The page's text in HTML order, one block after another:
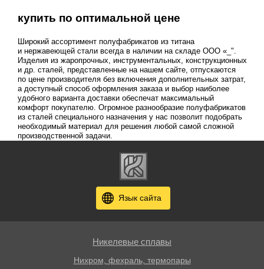
купить по оптимальной цене
Широкий ассортимент полуфабрикатов из титана
и нержавеющей стали всегда в наличии на складе ООО «_".
Изделия из жаропрочных, инструментальных, конструкционных
и др. сталей, представленные на нашем сайте, отпускаются
по цене производителя без включения дополнительных затрат,
а доступный способ оформления заказа и выбор наиболее
удобного варианта доставки обеспечат максимальный
комфорт покупателю. Огромное разнообразие полуфабрикатов
из сталей специального назначения у нас позволит подобрать
необходимый материал для решения любой самой сложной
производственной задачи.
Язык сайта
Никелевые сплавы
Нихром, фехраль, термопары